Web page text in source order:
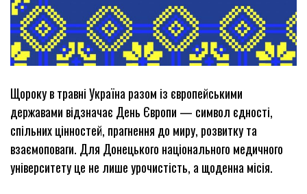
Щороку в травні Україна разом із європейськими
державами відзначає День Європи — символ єдності,
спільних цінностей, прагнення до миру, розвитку та
взаємоповаги. Для Донецького національного медичного
університету це не лише урочистість, а щоденна місія.